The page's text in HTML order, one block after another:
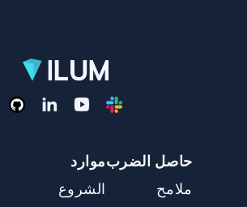
حاصل الضرب
ملامح
موارد
الشروع